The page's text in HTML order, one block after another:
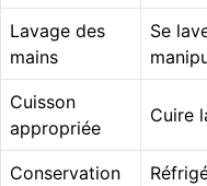
Lavage des
mains
Se
Cuisson
appropriée
Cuire
Conservation